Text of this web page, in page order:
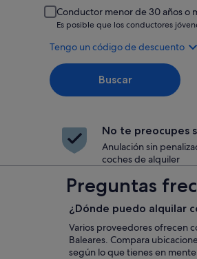
Conductor menor de 30 años o
Es posible que los conductores
Tengo un código de descuento
Buscar
No te preocupes
Anulación sin
coches de alquiler
Preguntas
¿Dónde puedo alquilar
Varios proveedores ofrecen
Baleares. Compara
según lo que tienes en